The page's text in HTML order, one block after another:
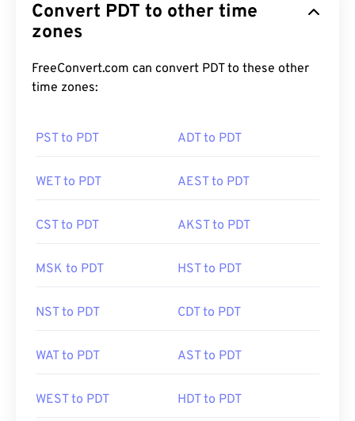
Convert PDT to other time
zones
FreeConvert.com can convert PDT to these other
time zones:
PST to PDT ADT to PDT
WET to PDT AEST to PDT
CST to PDT AKST to PDT
MSK to PDT HST to PDT
NST to PDT CDT to PDT
WAT to PDT AST to PDT
WEST to PDT HDT to PDT